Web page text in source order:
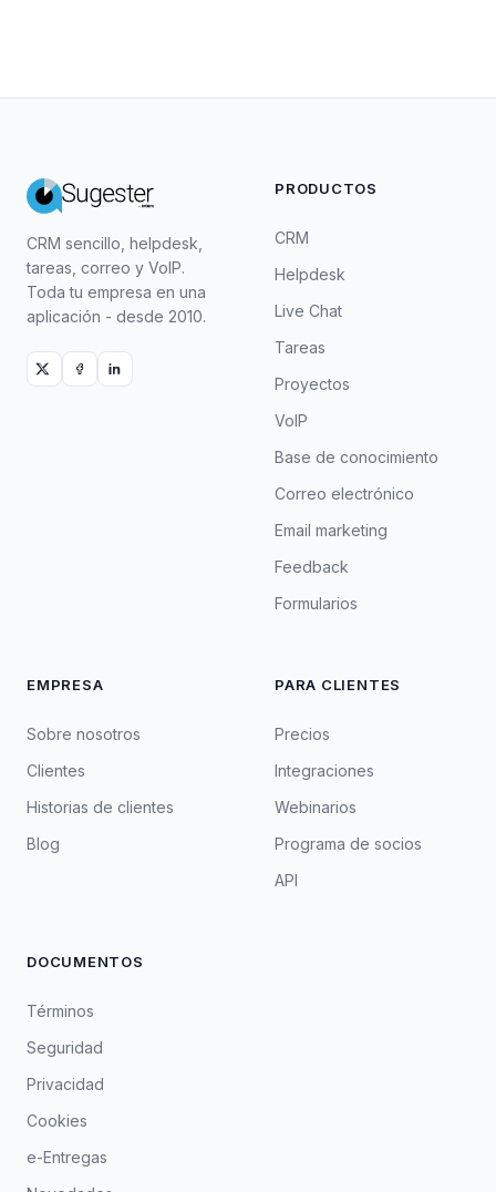
CRM sencillo, helpdesk,
tareas, correo y VoIP.
Toda tu empresa en una
aplicación - desde 2010.
PRODUCTOS
CRM
Helpdesk
Live Chat
Tareas
Proyectos
VoIP
Base de conocimiento
Correo electrónico
Email marketing
Feedback
Formularios
EMPRESA
Sobre nosotros
Clientes
Historias de clientes
Blog
PARA CLIENTES
Precios
Integraciones
Webinarios
Programa de socios
API
DOCUMENTOS
Términos
Seguridad
Privacidad
Cookies
e-Entregas